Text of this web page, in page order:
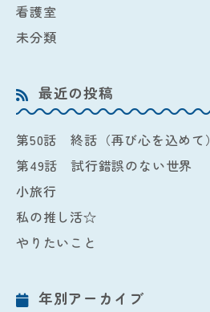
看護室
未分類
最近の投稿
第50話 終話（再び心を込めて）
第49話 試行錯誤のない世界
小旅行
私の推し活☆
やりたいこと
年別アーカイブ